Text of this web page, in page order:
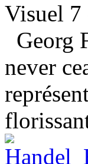
Visuel 7
Georg
never